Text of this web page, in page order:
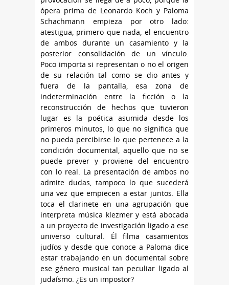
ópera prima de Leonardo Koch y Paloma
Schachmann empieza por otro lado:
atestigua, primero que nada, el encuentro
de ambos durante un casamiento y la
posterior consolidación de un vínculo.
Poco importa si representan o no el origen
de su relación tal como se dio antes y
fuera de la pantalla, esa zona de
indeterminación entre la ficción o la
reconstrucción de hechos que tuvieron
lugar es la poética asumida desde los
primeros minutos, lo que no significa que
no pueda percibirse lo que pertenece a la
condición documental, aquello que no se
puede prever y proviene del encuentro
con lo real. La presentación de ambos no
admite dudas, tampoco lo que sucederá
una vez que empiecen a estar juntos. Ella
toca el clarinete en una agrupación que
interpreta música klezmer y está abocada
a un proyecto de investigación ligado a ese
universo cultural. Él filma casamientos
judíos y desde que conoce a Paloma dice
estar trabajando en un documental sobre
ese género musical tan peculiar ligado al
judaísmo. ¿Es un impostor?